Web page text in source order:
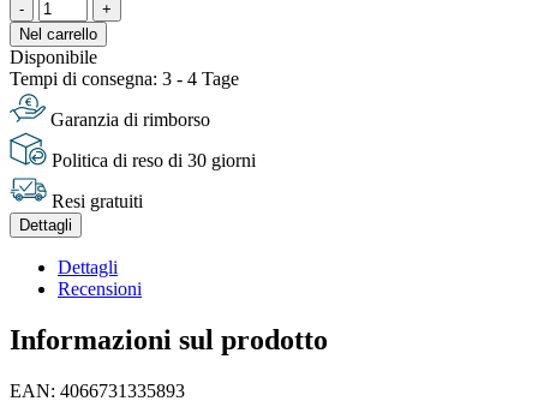
-
+
Nel carrello
Disponibile
Tempi di consegna: 3 - 4 Tage
Garanzia di rimborso
Politica di reso di 30 giorni
Resi gratuiti
Dettagli
Dettagli
Recensioni
Informazioni sul prodotto
EAN: 4066731335893